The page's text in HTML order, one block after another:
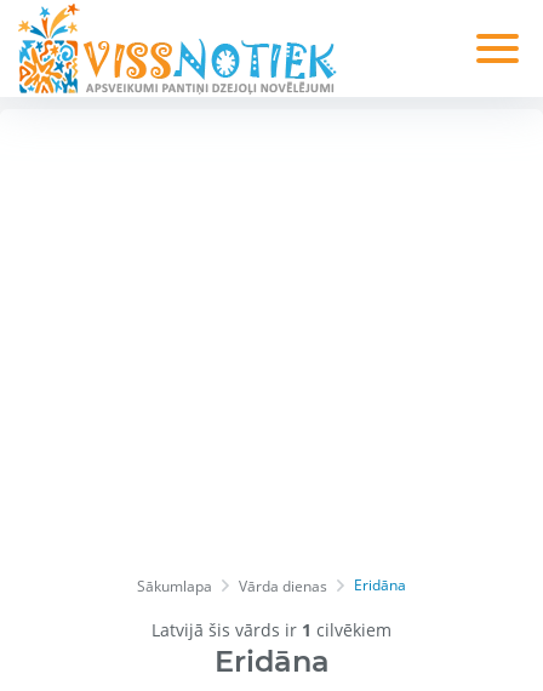
Sākumlapa Vārda dienas Eridāna
Latvijā šis vārds ir 1 cilvēkiem
Eridāna